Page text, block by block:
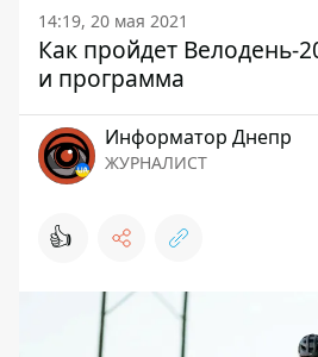
14:19, 20 мая 2021
Как пройдет Велодень-
и программа
Информатор Днепр
ЖУРНАЛИСТ
👍